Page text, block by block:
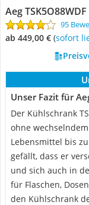
Aeg TSK5O88WDF
95
ab 449,00 € ( Sofort
Unser Fazit für
Der Kühlschrank
ohne
Lebensmittel bis
gefällt, dass er
und sich auch in
für Flaschen,
den Kühlschrank